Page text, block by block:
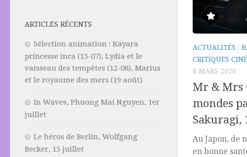
ACTUALITÉS /
CRITIQUES CINÉ
8 MARS 2020
Mr & Mrs
mondes
Sakuragi,
Au Japon, de
en bonne
ARTICLES RÉCENTS
Sélection animation : Kayara
princesse inca (15-07), Lydia et le
vaisseau des tempêtes (12-08), Marius
et le royaume des mers (19 août)
In Waves, Phuong Mai Nguyen, 1er
juillet
Le héros de Berlin, Wolfgang
Becker, 15 juillet